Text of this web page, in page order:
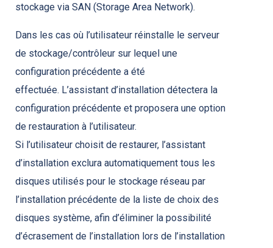
stockage via SAN (Storage Area Network).
Dans les cas où l’utilisateur réinstalle le serveur
de stockage/contrôleur sur lequel une
configuration précédente a été
effectuée. L’assistant d’installation détectera la
configuration précédente et proposera une option
de restauration à l’utilisateur.
Si l’utilisateur choisit de restaurer, l’assistant
d’installation exclura automatiquement tous les
disques utilisés pour le stockage réseau par
l’installation précédente de la liste de choix des
disques système, afin d’éliminer la possibilité
d’écrasement de l’installation lors de l’installation